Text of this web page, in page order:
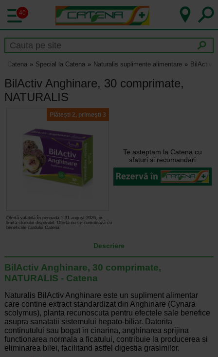
40
Catena Special la Catena Naturalis suplimente alimentare BilActiv
BilActiv Anghinare, 30 comprimate,
NATURALIS
Plătești 2, primești 3
Ofertă valabilă în perioada 1-31 august 2026, in
limita stocului disponibil. Oferta nu se cumulează cu
beneficiile cardului Catena.
Te asteptam la Catena cu
sfaturi si recomandari
Descriere
BilActiv Anghinare, 30 comprimate,
NATURALIS - Catena
Naturalis BilActiv Anghinare este un supliment alimentar
care contine extract standardizat din Anghinare (Cynara
scolymus), planta recunoscuta pentru efectele sale benefice
asupra sanatatii sistemului hepato-biliar. Datorita
continutului sau bogat in cinarina, anghinarea sprijina
functionarea normala a ficatului, contribuie la producerea si
eliminarea bilei, facilitand astfel digestia grasimilor.